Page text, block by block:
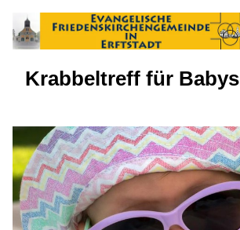
Krabbeltreff für Babys